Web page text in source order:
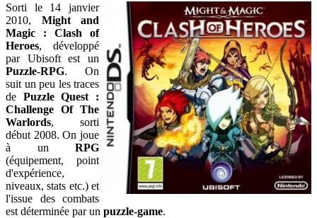
Sorti le 14 janvier
2010, Might and
Magic :
Clash of
Heroes, développé
par Ubisoft est un
Puzzle-RPG. On
suit un peu les traces
de Puzzle Quest :
Challenge Of The
Warlords, sorti
début 2008. On joue
à un RPG
(équipement, point
d'expérience,
niveaux, stats etc.) et
l'issue des combats
est déterminée par un puzzle-game.